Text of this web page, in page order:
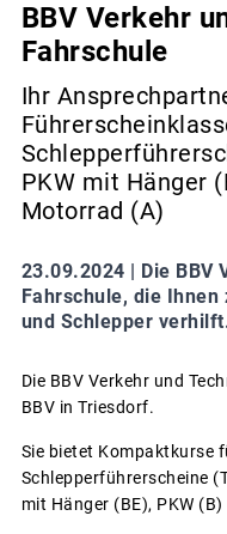
BBV Verkehr
Fahrschule
Ihr
PKW mit Hänger
Motorrad (A)
23.09.2024 | Die BBV
Fahrschule, die
und Schlepper
Die BBV Verkehr und
BBV in Triesdorf.
Sie bietet Kompaktkurse
Schlepperführerscheine
mit Hänger (BE), PKW